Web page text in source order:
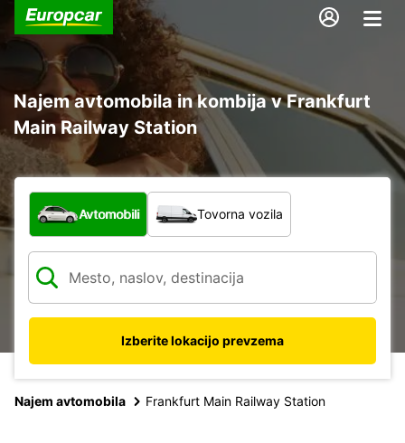
Najem avtomobila in kombija v Frankfurt
Main Railway Station
Katera vrsta vozila?
Avtomobili Tovorna vozila
Izberite lokacijo prevzema
Najem avtomobila Frankfurt Main Railway Station